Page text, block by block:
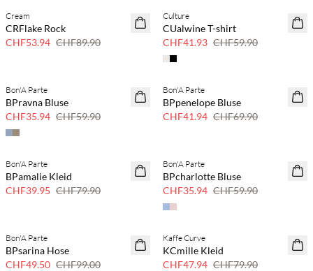
40 % Rabatt
Cream
CRFlake Rock
CHF53.94 CHF89.90
30 % Rabatt
Culture
CUalwine T-shirt
CHF41.93 CHF59.90
40 % Rabatt
Bon'A Parte
BPravna Bluse
CHF35.94 CHF59.90
40 % Rabatt
Bon'A Parte
BPpenelope Bluse
CHF41.94 CHF69.90
50 % Rabatt
Bon'A Parte
BPamalie Kleid
CHF39.95 CHF79.90
40 % Rabatt
Bon'A Parte
BPcharlotte Bluse
CHF35.94 CHF59.90
50 % Rabatt
Bon'A Parte
BPsarina Hose
CHF49.50 CHF99.00
40 % Rabatt
Kaffe Curve
KCmille Kleid
CHF47.94 CHF79.90